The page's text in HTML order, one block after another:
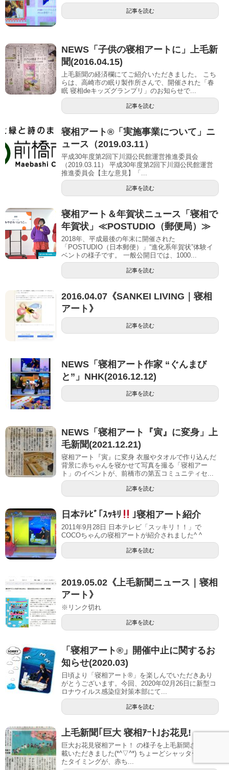
記事を読む
NEWS「子供の寝相アートに」上毛新
聞(2016.04.15)
上毛新聞の経済欄にてご紹介いただきました。 こち
らは、高崎市の眠り製作所さんで、開催された「春
眠 寝相deキッズグランプリ」のお知らせで...
記事を読む
寝相アート®「実施事業について」ニ
ュース（2019.03.11）
平成30年度第2回下川淵公民館運営推進委員会
（2019.03.11） 平成30年度第2回下川淵公民館運営
推進委員会【主な意見】「...
記事を読む
寝相アート＆年賀状ニュース「寝相で
年賀状」≪POSTUDIO（郵便局）≫
2018年、平成最後の年末に開催された
「POSTUDIO（日本郵便）」“進化系年賀状”体験イ
ベントの様子です。 一般公開日では、1000...
記事を読む
2016.04.07《SANKEI LIVING｜寝相
アート》
記事を読む
NEWS「寝相アート作家 “ぐんまび
と”」NHK(2016.12.12)
記事を読む
NEWS「寝相アート『寅』に変身」上
毛新聞(2021.12.21)
寝相アート『寅』に変身 衣服やタオルで作り込んだ
背景に赤ちゃんを寝かせて写真を撮る「寝相アー
ト」のイベントが、前橋市の第五コミュニティセ...
記事を読む
日本ﾃﾚﾋﾞ｢ｽｯｷﾘ ｣寝相アート紹介
2011年9月28日 日本テレビ「スッキリ！！」で
COCOちゃんの寝相アートが紹介されました^ ^
記事を読む
2019.05.02《上毛新聞ニュース｜寝相
アート》
※リンク切れ
記事を読む
「寝相アート®」開催中止に関するお
知らせ(2020.03)
日頃より「寝相アート®」を楽しんでいただきあり
がとうございます。今回、2020年02月26日に新型コ
ロナウイルス感染症対策本部にて...
記事を読む
上毛新聞｢巨大 寝相ｱｰﾄ｣お花見!
巨大お花見寝相アート！ の様子を上毛新聞さんに掲
載いただきました(*^▽^*) ちょーどシャッターを切っ
たタイミングが、赤ち...